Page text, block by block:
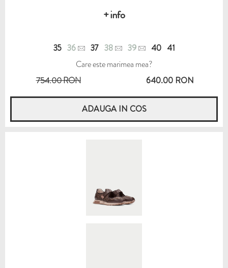
+ info
35 36 37 38 39 40 41
Care este marimea mea?
754.00 RON
640.00 RON
ADAUGA IN COS